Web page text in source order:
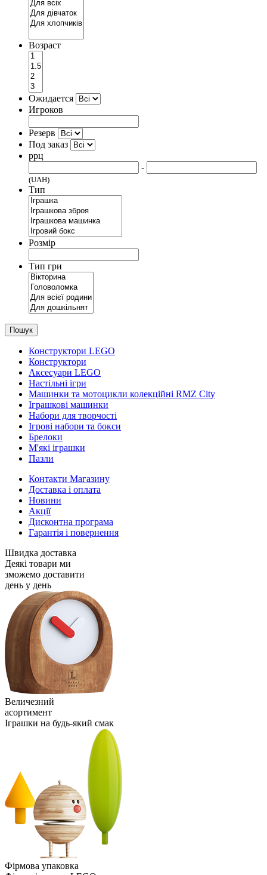
Возраст
Ожидается
Игроков
Резерв
Под заказ
ррц
-
(UAH)
Тип
Розмір
Тип гри
Пошук
Конструктори LEGO
Конструктори
Аксесуари LEGO
Настільні ігри
Машинки та мотоцикли колекційні RMZ City
Іграшкові машинки
Набори для творчості
Ігрові набори та бокси
Брелоки
М'які іграшки
Пазли
Контакти Магазину
Доставка і оплата
Новини
Акції
Дисконтна програма
Гарантія і повернення
Швидка доставка
Деякі товари ми
зможемо доставити
день у день
Величезний
асортимент
Іграшки на будь-який смак
Фірмова упаковка